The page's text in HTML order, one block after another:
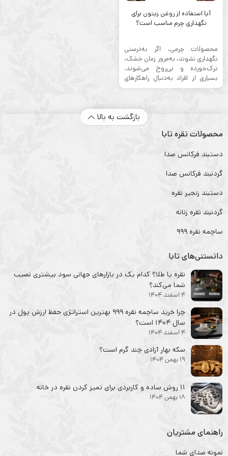
آیا استفاده از روغن زیتون برای
نگهداری چرم مناسب است؟
محصولات چرمی، اگر به‌درستی
نگهداری نشوند، به‌مرور زمان خشک،
ترک‌خورده و بی‌روح می‌شوند.
بسیاری از افراد به‌دنبال راهکارهای
طبیعی برای ...
بازگشت به بالا
محصولات نقره تابا
دستبند فرکانس صدا
گردنبند فرکانس صدا
دستبند زنجیر نقره
گردنبند نقره زنانه
ساچمه نقره ۹۹۹
دانستنی‌های تابا
نقره یا طلا؟ کدام یک در بازارهای جهانی سود بیشتری نصیب
شما می‌کند؟
4 اسفند 1404
چرا خرید ساچمه نقره ۹۹۹ بهترین استراتژی حفظ ارزش پول در
سال ۱۴۰۴ است؟
4 اسفند 1404
سکه‌ بهار آزادی چند گرم است؟
19 بهمن 1404
۱۱ روش ساده و کاربردی برای تمیز کردن نقره در خانه
18 بهمن 1404
راهنمای مشتریان
نمونه صدای شما